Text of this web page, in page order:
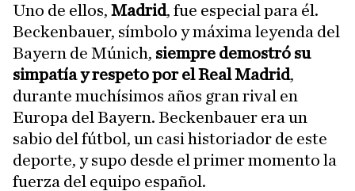
Uno de ellos, Madrid, fue especial para él.
Beckenbauer, símbolo y máxima leyenda del
Bayern de Múnich, siempre demostró su
simpatía y respeto por el Real Madrid,
durante muchísimos años gran rival en
Europa del Bayern. Beckenbauer era un
sabio del fútbol, un casi historiador de este
deporte, y supo desde el primer momento la
fuerza del equipo español.